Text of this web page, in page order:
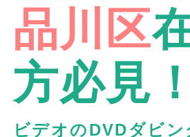
品川区
方必見！
ビデオのDVDダビン